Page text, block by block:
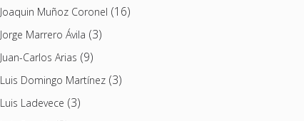
Joaquin Muñoz Coronel (16)
Jorge Marrero Ávila (3)
Juan-Carlos Arias (9)
Luis Domingo Martínez(3)
Luis Ladevece (3)